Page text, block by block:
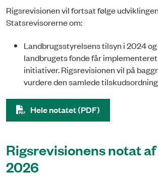
Rigsrevisionen vil fortsat følge
Statsrevisorerne om:
Landbrugsstyrelsens tilsyn i 2024
landbrugets fonde får
initiativer. Rigsrevisionen vil på
vurdere den samlede
Hele notatet (PDF)
Rigsrevisionens notat
2026